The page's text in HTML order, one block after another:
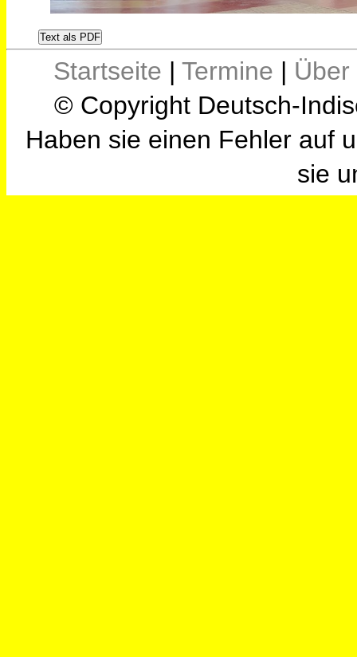
Text als PDF
Startseite | Termine |
© Copyright Deutsch-
Haben sie einen Fehler auf
sie